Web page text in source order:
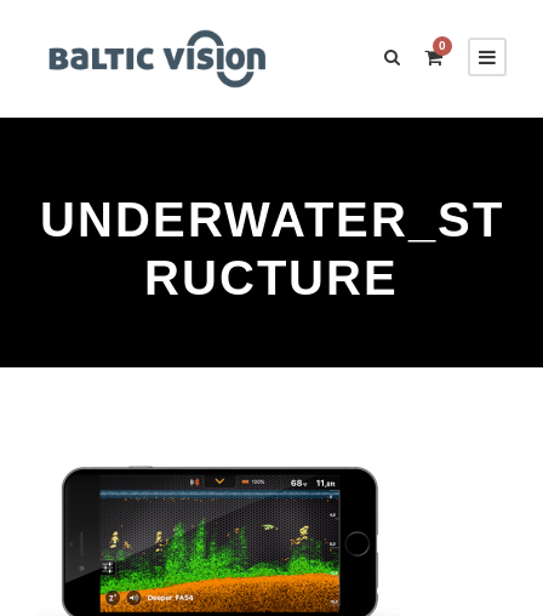
0
UNDERWATER_ST
RUCTURE